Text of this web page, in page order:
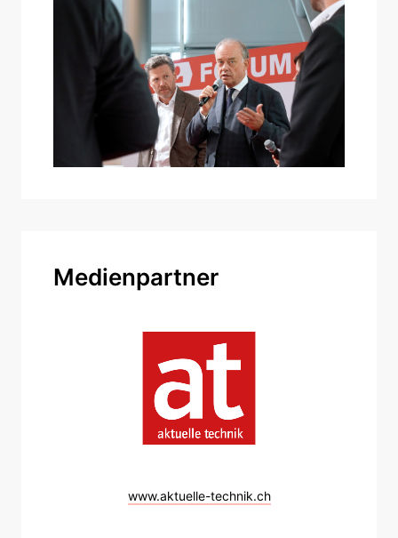
Medienpartner
www.aktuelle-technik.ch